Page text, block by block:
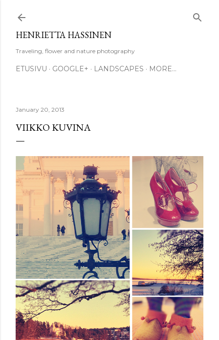
HENRIETTA HASSINEN
Traveling, flower and nature photography
ETUSIVU GOOGLE+ LANDSCAPES MORE…
January 20, 2013
VIIKKO KUVINA